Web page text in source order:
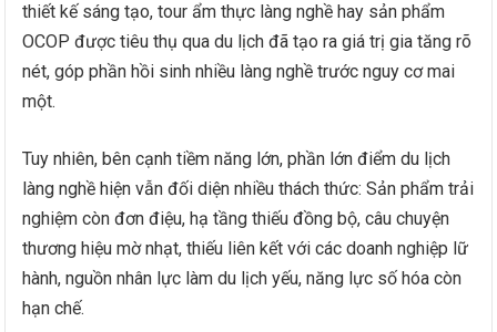
thiết kế sáng tạo, tour ẩm thực làng nghề hay sản phẩm
OCOP được tiêu thụ qua du lịch đã tạo ra giá trị gia tăng rõ
nét, góp phần hồi sinh nhiều làng nghề trước nguy cơ mai
một.
Tuy nhiên, bên cạnh tiềm năng lớn, phần lớn điểm du lịch
làng nghề hiện vẫn đối diện nhiều thách thức: Sản phẩm trải
nghiệm còn đơn điệu, hạ tầng thiếu đồng bộ, câu chuyện
thương hiệu mờ nhạt, thiếu liên kết với các doanh nghiệp lữ
hành, nguồn nhân lực làm du lịch yếu, năng lực số hóa còn
hạn chế.